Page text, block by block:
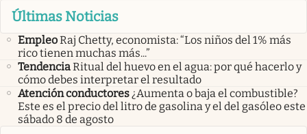
Últimas Noticias
EmpleoRaj Chetty, economista: “Los niños del 1% más
rico tienen muchas más...”
TendenciaRitual del huevo en el agua: por qué hacerlo y
cómo debes interpretar el resultado
Atención conductores¿Aumenta o baja el combustible?
Este es el precio del litro de gasolina y el del gasóleo este
sábado 8 de agosto